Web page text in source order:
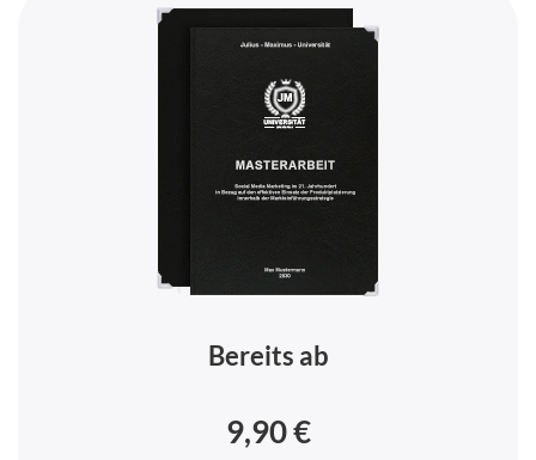
Bereits ab
9,90 €